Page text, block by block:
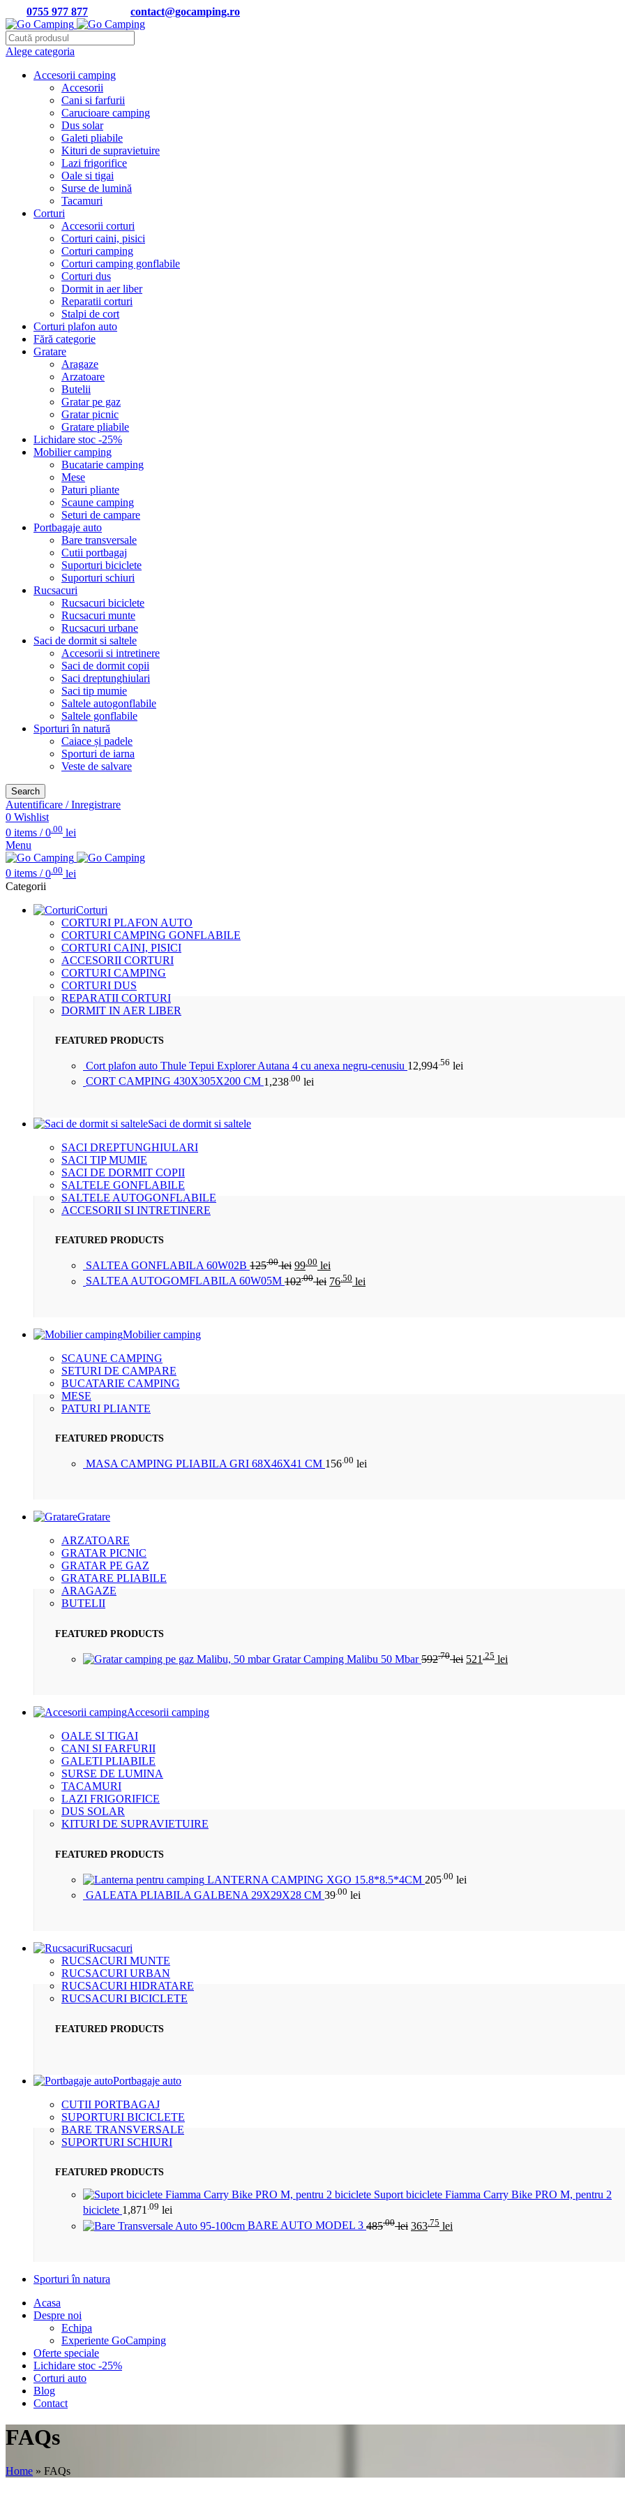
0755 977 877 contact@gocamping.ro
Alege categoria
Accesorii camping
Accesorii
Cani si farfurii
Carucioare camping
Dus solar
Galeti pliabile
Kituri de supravietuire
Lazi frigorifice
Oale si tigai
Surse de lumină
Tacamuri
Corturi
Accesorii corturi
Corturi caini, pisici
Corturi camping
Corturi camping gonflabile
Corturi dus
Dormit in aer liber
Reparatii corturi
Stalpi de cort
Corturi plafon auto
Fără categorie
Gratare
Aragaze
Arzatoare
Butelii
Gratar pe gaz
Gratar picnic
Gratare pliabile
Lichidare stoc -25%
Mobilier camping
Bucatarie camping
Mese
Paturi pliante
Scaune camping
Seturi de campare
Portbagaje auto
Bare transversale
Cutii portbagaj
Suporturi biciclete
Suporturi schiuri
Rucsacuri
Rucsacuri biciclete
Rucsacuri munte
Rucsacuri urbane
Saci de dormit si saltele
Accesorii si intretinere
Saci de dormit copii
Saci dreptunghiulari
Saci tip mumie
Saltele autogonflabile
Saltele gonflabile
Sporturi în natură
Caiace și padele
Sporturi de iarna
Veste de salvare
Search
Autentificare / Inregistrare
0 Wishlist
0 items / 0.00 lei
Menu
0 items / 0 .00 lei
Categorii
Corturi
CORTURI PLAFON AUTO
CORTURI CAMPING GONFLABILE
CORTURI CAINI, PISICI
ACCESORII CORTURI
CORTURI CAMPING
CORTURI DUS
REPARATII CORTURI
DORMIT IN AER LIBER
FEATURED PRODUCTS
Cort plafon auto Thule Tepui Explorer Autana 4 cu anexa negru-cenusiu 12,994.56 lei
CORT CAMPING 430X305X200 CM 1,238 .00 lei
Saci de dormit si saltele
SACI DREPTUNGHIULARI
SACI TIP MUMIE
SACI DE DORMIT COPII
SALTELE GONFLABILE
SALTELE AUTOGONFLABILE
ACCESORII SI INTRETINERE
FEATURED PRODUCTS
SALTEA GONFLABILA 60W02B 125.00 lei 99.00 lei
SALTEA AUTOGOMFLABILA 60W05M 102.00 lei 76 .50 lei
Mobilier camping
SCAUNE CAMPING
SETURI DE CAMPARE
BUCATARIE CAMPING
MESE
PATURI PLIANTE
FEATURED PRODUCTS
MASA CAMPING PLIABILA GRI 68X46X41 CM 156.00 lei
Gratare
ARZATOARE
GRATAR PICNIC
GRATAR PE GAZ
GRATARE PLIABILE
ARAGAZE
BUTELII
FEATURED PRODUCTS
Gratar Camping Malibu 50 Mbar592.70 lei 521 .25 lei
Accesorii camping
OALE SI TIGAI
CANI SI FARFURII
GALETI PLIABILE
SURSE DE LUMINA
TACAMURI
LAZI FRIGORIFICE
DUS SOLAR
KITURI DE SUPRAVIETUIRE
FEATURED PRODUCTS
LANTERNA CAMPING XGO 15.8*8.5*4CM 205 .00 lei
GALEATA PLIABILA GALBENA 29X29X28 CM 39 .00 lei
Rucsacuri
RUCSACURI MUNTE
RUCSACURI URBAN
RUCSACURI HIDRATARE
RUCSACURI BICICLETE
FEATURED PRODUCTS
Portbagaje auto
CUTII PORTBAGAJ
SUPORTURI BICICLETE
BARE TRANSVERSALE
SUPORTURI SCHIURI
FEATURED PRODUCTS
Suport biciclete Fiamma Carry Bike PRO M, pentru 2
biciclete 1,871 .09 lei
BARE AUTO MODEL 3 485.00 lei 363 .75 lei
Sporturi în natura
Acasa
Despre noi
Echipa
Experiente GoCamping
Oferte speciale
Lichidare stoc -25%
Corturi auto
Blog
Contact
FAQs
Home » FAQs